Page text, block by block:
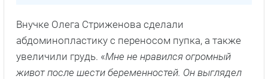
Внучке Олега Стриженова сделали
абдоминопластику с переносом пупка, а также
увеличили грудь. «Мне не нравился огромный
живот после шести беременностей. Он выглядел